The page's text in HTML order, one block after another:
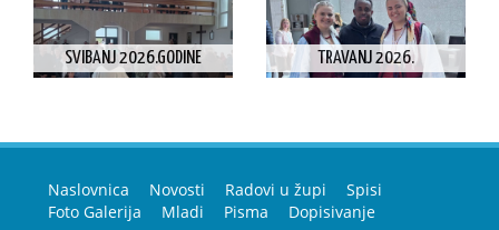
SVIBANJ 2026.GODINE TRAVANJ 2026.
Naslovnica Novosti Radovi u župi
Spisi
Foto Galerija
Mladi Pisma Dopisivanje